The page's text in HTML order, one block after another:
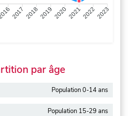
2017 20182019 2020202120222023
par âge
Population 0-14 ans
Population 15-29 ans